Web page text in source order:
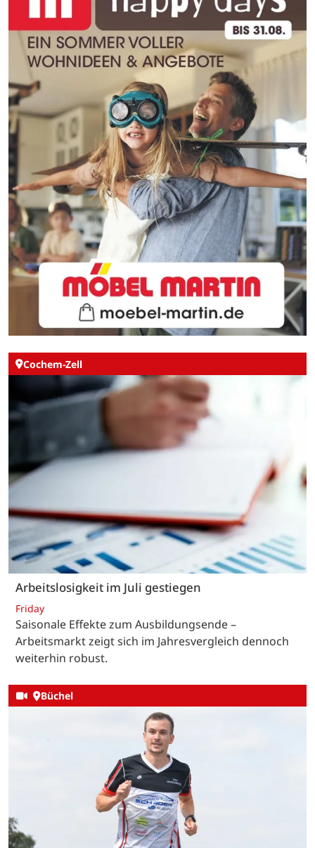
Cochem-Zell
Arbeitslosigkeit im Juli gestiegen
Friday
Saisonale Effekte zum Ausbildungsende –
Arbeitsmarkt zeigt sich im Jahresvergleich dennoch
weiterhin robust.
Büchel